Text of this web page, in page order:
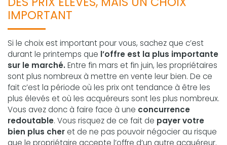
IMPORTANT
Si le choix est important pour vous, sachez que c’est
durant le printemps que l’offre est la plus importante
sur le marché.Entre fin mars et fin juin, les propriétaires
sont plus nombreux à mettre en vente leur bien. De ce
fait c’est la période où les prix ont tendance à être les
plus élevés et où les acquéreurs sont les plus nombreux.
Vous avez donc à faire face à une concurrence
redoutable. Vous risquez de ce fait de payer votre
bien plus cher et de ne pas pouvoir négocier au risque